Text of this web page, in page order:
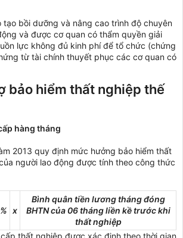
tạo bồi dưỡng và nâng cao trình độ chuyên
và được cơ quan có thẩm quyền giải
lực không đủ kinh phí để tổ chức (chứng
từ tài chính thuyết phục các cơ quan có
bảo hiểm thất nghiệp thế
hàng tháng
2013 quy định mức hưởng bảo hiểm thất
người lao động được tính theo công thức
x
Bình quân tiền lương tháng đóng
BHTN của 06 tháng liền kề trước khi
thất nghiệp
thất nghiệp được xác định theo thời gian